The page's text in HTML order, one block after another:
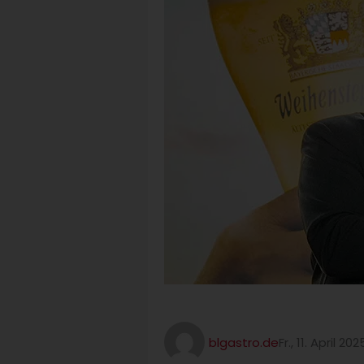
blgastro.deFr., 11. April